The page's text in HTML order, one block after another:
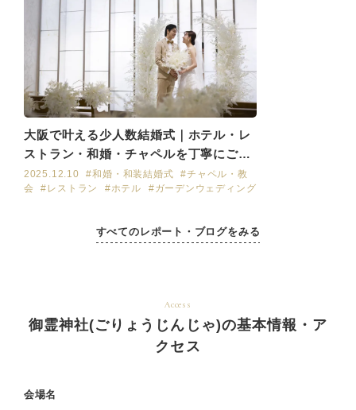
すべてのレポート・ブログをみる
大阪で叶える少人数結婚式｜ホテル・レ
ストラン・和婚・チャペルを丁寧にご紹
介
2025.12.10 #和婚・和装結婚式
#チャペル・教
会
#レストラン #ホテル #ガーデンウェディング
Access
御霊神社(ごりょうじんじゃ)の基本情報・ア
クセス
会場名